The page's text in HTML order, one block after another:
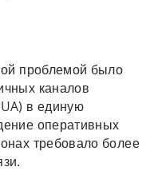
проблемой было
каналов
в единую
оперативных
требовало более